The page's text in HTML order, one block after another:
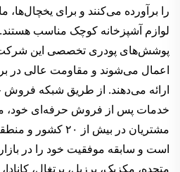
را برآورده می‌کنند و برای
لوازم آشپزخانه کوچک مناسب
پوشش‌های پودری تخصصی این
اعمال می‌شوند و مقاومت عالی در
ارائه می‌دهند. از طریق شبکه
مشتریان در بیش از
است و سابقه موفقیت خود را در
متحده، مکزیک، برزیل، پرتغال،